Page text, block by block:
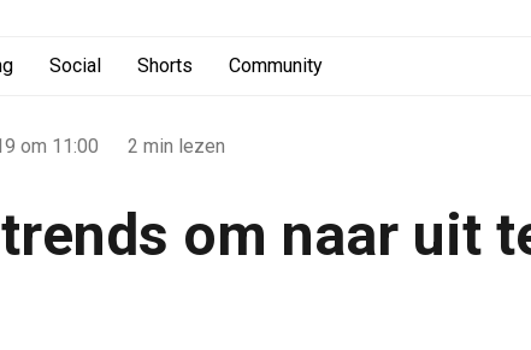
Social Shorts Community
om 11:00 2 min lezen
om naar uit